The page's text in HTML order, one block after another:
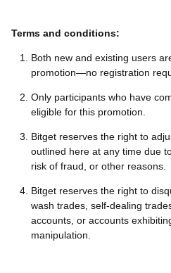
Terms and conditions:
Both new and existing users
promotion—no registration
Only participants who have
eligible for this promotion.
Bitget reserves the right to
outlined here at any time due
risk of fraud, or other reasons.
Bitget reserves the right to
wash trades, self-dealing
accounts, or accounts
manipulation.